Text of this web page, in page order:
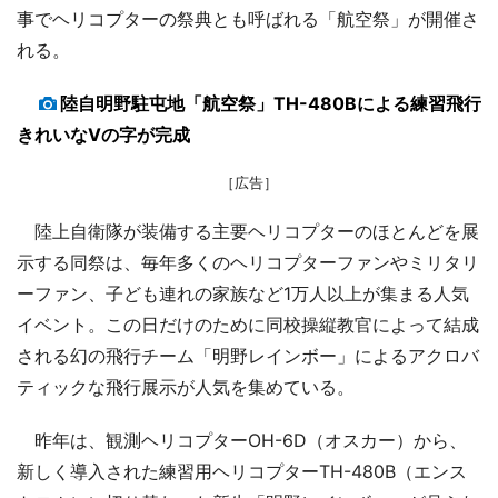
事でヘリコプターの祭典とも呼ばれる「航空祭」が開催さ
れる。
陸自明野駐屯地「航空祭」TH-480Bによる練習飛行
きれいなVの字が完成
［広告］
陸上自衛隊が装備する主要ヘリコプターのほとんどを展
示する同祭は、毎年多くのヘリコプターファンやミリタリ
ーファン、子ども連れの家族など1万人以上が集まる人気
イベント。この日だけのために同校操縦教官によって結成
される幻の飛行チーム「明野レインボー」によるアクロバ
ティックな飛行展示が人気を集めている。
昨年は、観測ヘリコプターOH-6D（オスカー）から、
新しく導入された練習用ヘリコプターTH-480B（エンス